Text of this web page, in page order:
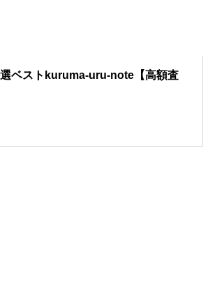
ベストkuruma-uru-note【高額査